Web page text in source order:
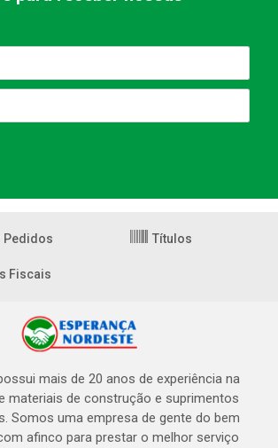
Pedidos Títulos
Fiscais
mais de 20 anos de experiência na
materiais de construção e suprimentos
Somos uma empresa de gente do bem
afinco para prestar o melhor serviço